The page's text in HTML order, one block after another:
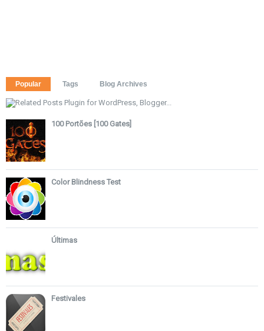
Popular Tags Blog Archives
100 Portões [100 Gates]
Color Blindness Test
Últimas
Festivales